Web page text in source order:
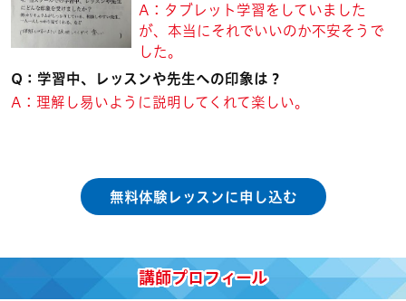
A：タブレット学習をしていました
が、本当にそれでいいのか不安そうで
した。
Q：学習中、レッスンや先生への印象は？
A：理解し易いように説明してくれて楽しい。
無料体験レッスンに申し込む
講師プロフィール